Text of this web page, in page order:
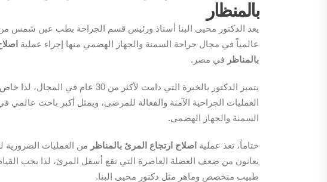
بالمنظار
عالمياً في مجال جراحة السمنة والجهاز الهضمي منها إجراء عملية
بالمناظر في مصر.
يتميز الدكتور بالخبرة التي دامت لأكثر من 30 عام في
العمليات الجراحية الآمنة والفعالة للمرضى، ويمثل أكبر باحث عالمي
السمنة والجهاز الهضمى.
ختاماً، تعد عملية اصلاح ارتجاع المرئ بالمناظر من العمليات الضرورية
يعانون من ضعف العضلة العاصرة التي تقع أسفل المرئ، لذا يجب القيام
طبيب متخصص وماهر مثل دكتور محيى البنا.